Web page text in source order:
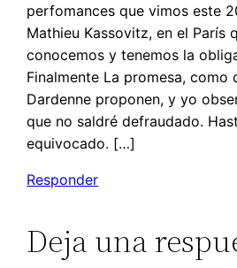
perfomances que vimos este
Mathieu Kassovitz, en el París
conocemos y tenemos la
Finalmente La promesa, como
Dardenne proponen, y yo
que no saldré defraudado.
equivocado. […]
Responder
Deja una